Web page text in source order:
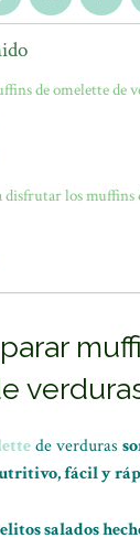
de omelette de
disfrutar los muffins
de verduras
fácil y
salados